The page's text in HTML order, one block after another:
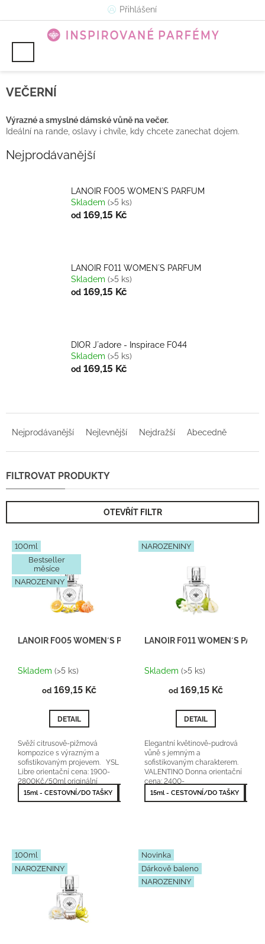
Přihlášení
VEČERNÍ
Výrazné a smyslné dámské vůně na večer.
Ideální na rande, oslavy i chvíle, kdy chcete zanechat dojem.
Nejprodávanější
LANOIR F005 WOMEN´S PARFUM
Skladem (>5 ks)
od 169,15 Kč
LANOIR F011 WOMEN´S PARFUM
Skladem (>5 ks)
od 169,15 Kč
DIOR J´adore - Inspirace F044
Skladem (>5 ks)
od 169,15 Kč
n
p
o
u
ů
Nejprodávanější Nejlevnější Nejdražší Abecedně
OTEVŘÍT FILTR
V100ml
Bestseller
měsíce
NAROZENINY
LANOIR F005 WOMEN´S PARFUM
hodnocení
je
z
5
Skladem (>5 ks)
od 169,15 Kč
DETAIL
Svěží citrusově-pižmová
kompozice s výrazným a
sofistikovaným projevem. YSL
Libre orientační cena: 1900-
2800Kč/50ml originální
parfém Lanoir Fragrances
15ml - CESTOVNÍ/DO TAŠKY 50ml - NEJPRODÁVANĚJŠÍ 100ml -
NAROZENINY
LANOIR F011 WOMEN´S
hodnocení
je
z
5
Skladem (>5 ks)
od 169,15 Kč
DETAIL
Elegantní květinově-pudrová
vůně s jemným a
sofistikovaným charakterem.
VALENTINO Donna orientační
cena: 2400-
3200Kč/50ml originální
parfém Lanoir Fragrances
15ml - CESTOVNÍ/DO TAŠKY
100ml
NAROZENINY
Novinka
Dárkově baleno
NAROZENINY